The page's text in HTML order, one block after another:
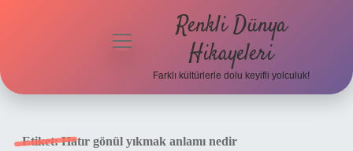
Politikası
menüyü
Renkli Dünya
Hikayeleri
Farklı kültürlerle dolu keyifli yolculuk!
Etiket:Hatır gönül yıkmak anlamı nedir